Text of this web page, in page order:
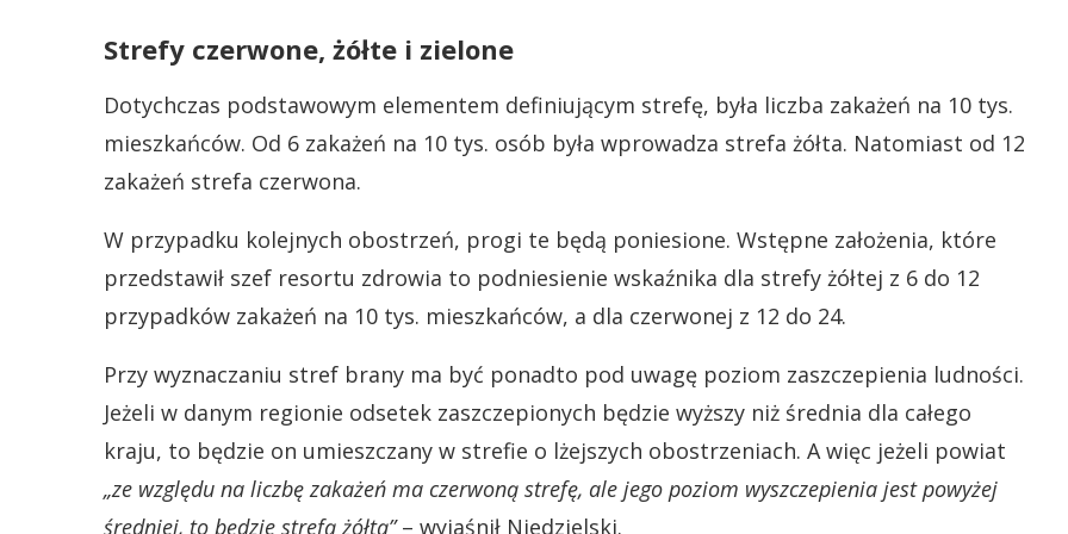
Strefy czerwone, żółte i zielone
Dotychczas podstawowym elementem definiującym strefę, była liczba zakażeń na 10 tys.
mieszkańców. Od 6 zakażeń na 10 tys. osób była wprowadza strefa żółta. Natomiast od 12
zakażeń strefa czerwona.
W przypadku kolejnych obostrzeń, progi te będą poniesione. Wstępne założenia, które
przedstawił szef resortu zdrowia to podniesienie wskaźnika dla strefy żółtej z 6 do 12
przypadków zakażeń na 10 tys. mieszkańców, a dla czerwonej z 12 do 24.
Przy wyznaczaniu stref brany ma być ponadto pod uwagę poziom zaszczepienia ludności.
Jeżeli w danym regionie odsetek zaszczepionych będzie wyższy niż średnia dla całego
kraju, to będzie on umieszczany w strefie o lżejszych obostrzeniach. A więc jeżeli powiat
„ze względu na liczbę zakażeń ma czerwoną strefę, ale jego poziom wyszczepienia jest powyżej
średniej, to będzie strefą żółtą”– wyjaśnił Niedzielski.